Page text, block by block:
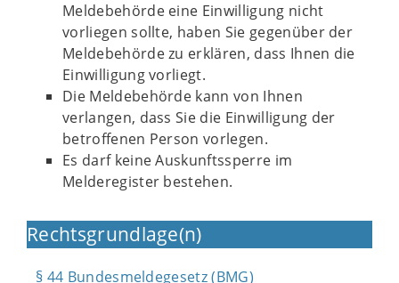
Meldebehörde eine Einwilligung nicht
vorliegen sollte, haben Sie gegenüber der
Meldebehörde zu erklären, dass Ihnen die
Einwilligung vorliegt.
Die Meldebehörde kann von Ihnen
verlangen, dass Sie die Einwilligung der
betroffenen Person vorlegen.
Es darf keine Auskunftssperre im
Melderegister bestehen.
Rechtsgrundlage(n)
§ 44 Bundesmeldegesetz (BMG)